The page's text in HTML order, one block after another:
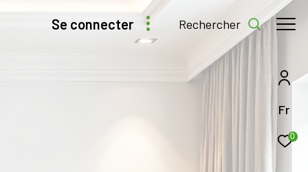
Fr
0
se connecter rechercher